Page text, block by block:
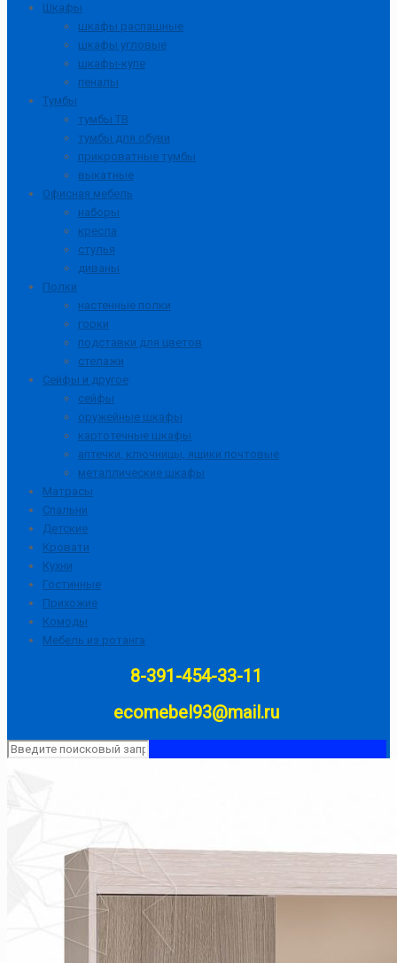
Шкафы
шкафы распашные
шкафы угловые
шкафы-купе
пеналы
Тумбы
тумбы ТВ
тумбы для обуви
прикроватные тумбы
выкатные
Офисная мебель
наборы
кресла
стулья
диваны
Полки
настенные полки
горки
подставки для цветов
стелажи
Сейфы и другое
сейфы
оружейные шкафы
картотечные шкафы
аптечки, ключницы, ящики почтовые
металлические шкафы
Матрасы
Спальни
Детские
Кровати
Кухни
Гостинные
Прихожие
Комоды
Мебель из ротанга
8-391-454-33-11
ecomebel93@mail.ru